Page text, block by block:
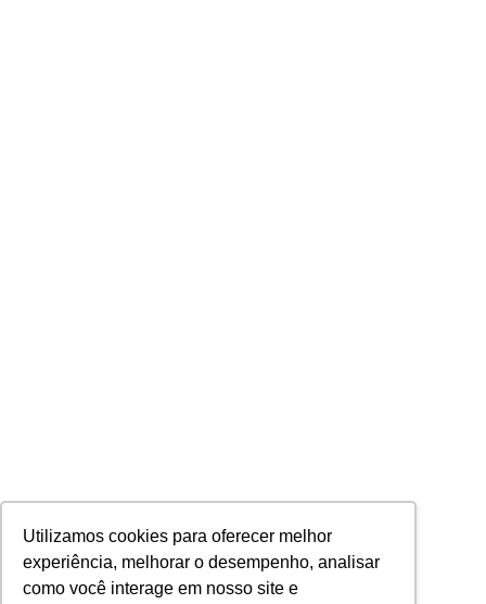
Utilizamos cookies para oferecer melhor
experiência, melhorar o desempenho, analisar
como você interage em nosso site e